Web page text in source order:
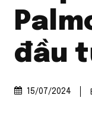
đầu
15/07/2024